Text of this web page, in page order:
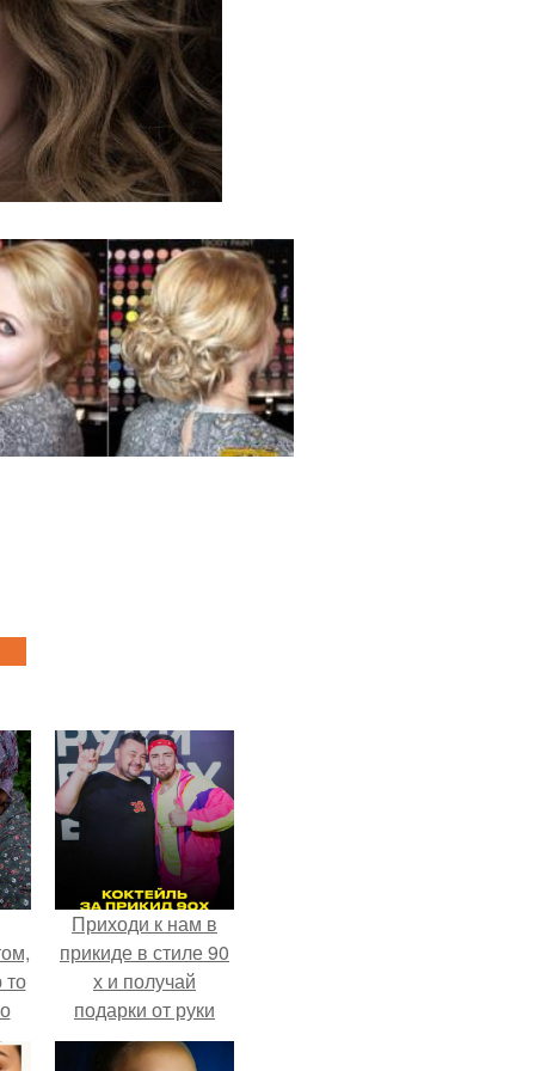
Приходи к нам в
прикиде в стиле 90
х и получай
подарки от руки
вверх!